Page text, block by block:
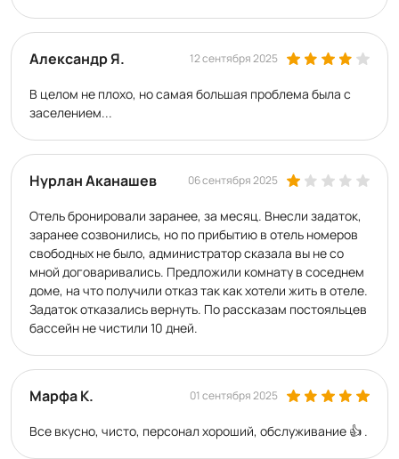
Александр Я. 12 сентября 2025
В целом не плохо, но самая большая проблема была с
заселением...
Нурлан Аканашев 06 сентября 2025
Отель бронировали заранее, за месяц. Внесли задаток,
заранее созвонились, но по прибытию в отель номеров
свободных не было, администратор сказала вы не со
мной договаривались. Предложили комнату в соседнем
доме, на что получили отказ так как хотели жить в отеле.
Задаток отказались вернуть. По рассказам постояльцев
бассейн не чистили 10 дней.
Марфа К. 01 сентября 2025
Все вкусно, чисто, персонал хороший, обслуживание 👍 .